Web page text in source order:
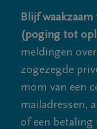
Blijf
(poging tot
meldingen
zogezegde
mom van een
mailadressen,
of een